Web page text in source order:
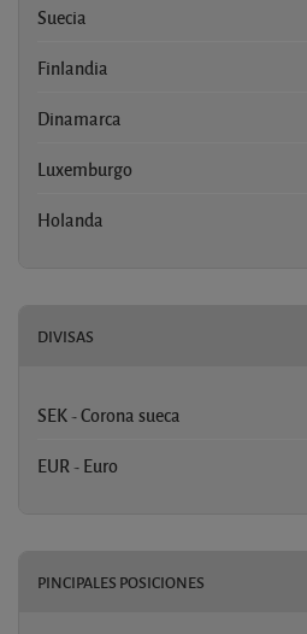
Suecia
Finlandia
Dinamarca
Luxemburgo
Holanda
DIVISAS
SEK - Corona sueca
EUR - Euro
PINCIPALES POSICIONES